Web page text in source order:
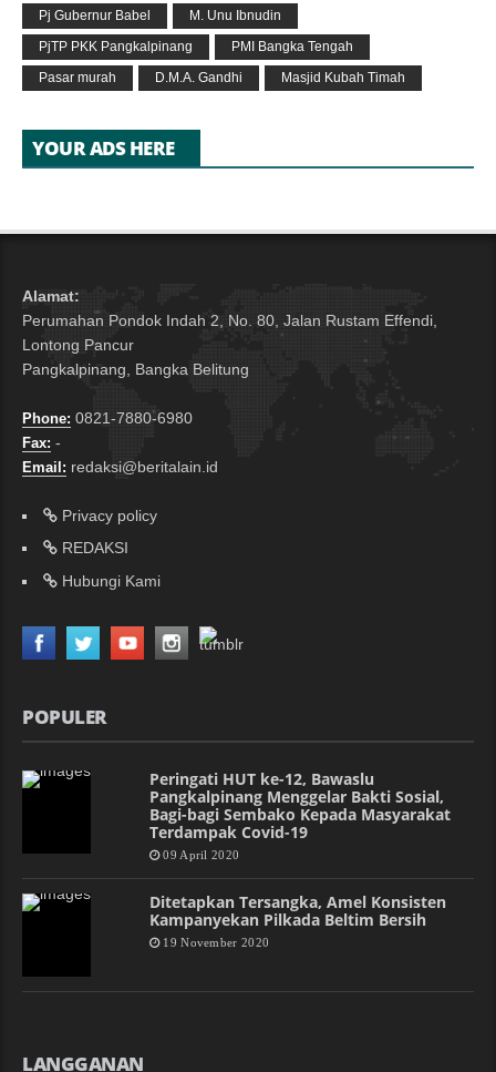
Pj Gubernur Babel
M. Unu Ibnudin
PjTP PKK Pangkalpinang
PMI Bangka Tengah
Pasar murah
D.M.A. Gandhi Masjid Kubah Timah
YOUR ADS HERE
Alamat:
Perumahan Pondok Indah 2, No. 80, Jalan Rustam Effendi,
Lontong Pancur
Pangkalpinang, Bangka Belitung
Phone: 0821-7880-6980
Fax: -
Email: redaksi@beritalain.id
Privacy policy
REDAKSI
Hubungi Kami
POPULER
Peringati HUT ke-12, Bawaslu
Pangkalpinang Menggelar Bakti Sosial,
Bagi-bagi Sembako Kepada Masyarakat
Terdampak Covid-19
09 April 2020
Ditetapkan Tersangka, Amel Konsisten
Kampanyekan Pilkada Beltim Bersih
19 November 2020
LANGGANAN